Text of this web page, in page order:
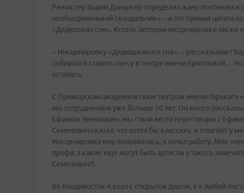
Режиссер Вадим Данцигер определил жанр постановки
необходименький скандальчик» – и это прямая цитата
«Дядюшкин сон». Кстати, автором инсценировки также
– Инсценировку «Дядюшкиного сна», – рассказывает
собирался ставить пьесу в театре имени Ермоловой…
осталась…
С Приморским академическим театром имени
мы сотрудничаем уже больше 10 лет. Он много
Ефимом Звеняцким, мы стали вести переговоры с
Семенович сказал, что хотел бы классику, я ответил: у
Инсценировка ему понравилась, я начал работу. Мне
профи, а какие еще могут быть артисты у такого
Семенович?!
Во Владивосток я ехал с открытой душой, я к любой